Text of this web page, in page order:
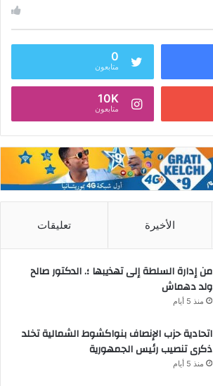
0
متابعون
10K
متابعون
الأخيرة تعليقات
من إدارة السلطة إلى تهذيبها ؛. الدكتور صالح
ولد دهماش
منذ 5 أيام
اتحادية حزب الإنصاف بنواكشوط الشمالية تخلد
ذكرى تنصيب رئيس الجمهورية
منذ 5 أيام